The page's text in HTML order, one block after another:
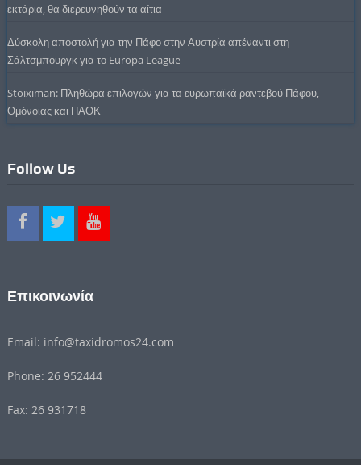
εκτάρια, θα διερευνηθούν τα αίτια
Δύσκολη αποστολή για την Πάφο στην Αυστρία απέναντι στη
Σάλτσμπουργκ για το Europa League
Stoiximan: Πληθώρα επιλογών για τα ευρωπαϊκά ραντεβού Πάφου,
Ομόνοιας και ΠΑΟΚ
Follow Us
Επικοινωνία
Email: info@taxidromos24.com
Phone: 26 952444
Fax: 26 931718